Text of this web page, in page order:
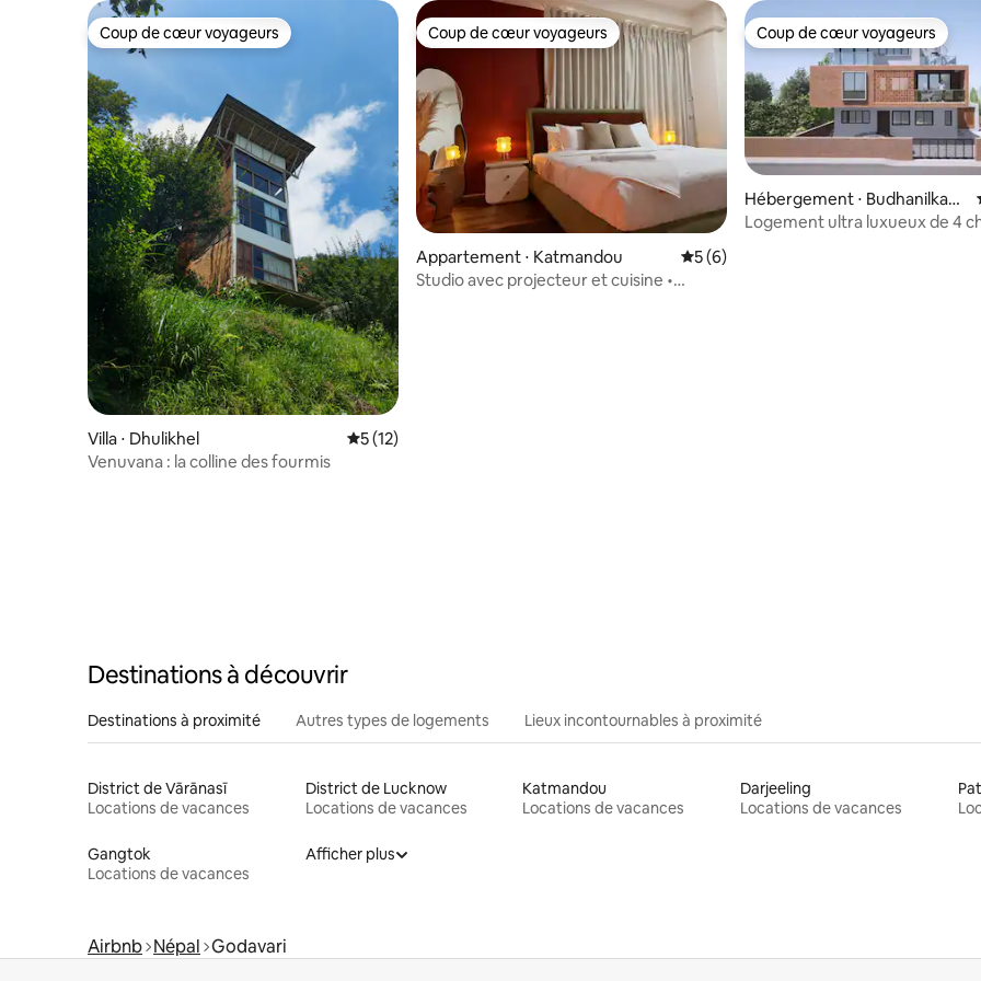
Coup de cœur voyageurs
Coup de cœur voyageurs
Villa ⋅ Dhulikhel Évaluation moyenne sur la base de 12 commentaires : 5 sur 5
5 (12)
Venuvana : la colline des fourmis
Coup de cœur voyageurs
Coup de cœur voyageurs
Appartement ⋅ Katmandou Évaluation moyenne sur la base de 6
5 (6)
Studio avec projecteur et cuisine •
Coup de cœur voyageurs
Coup de cœur voyageurs
Hébergement ⋅ Budhanilkant
ha
Logement ultra luxueux de 4
Destinations à découvrir
Destinations à proximité Autres types de logements Lieux incontournables à proximité
District de Vārānasī
Locations de vacances
District de Lucknow
Locations de vacances
Katmandou
Locations de vacances
Darjeeling
Locations de vacances
Gangtok
Locations de vacances
Afficher plus
Airbnb Népal Godavari